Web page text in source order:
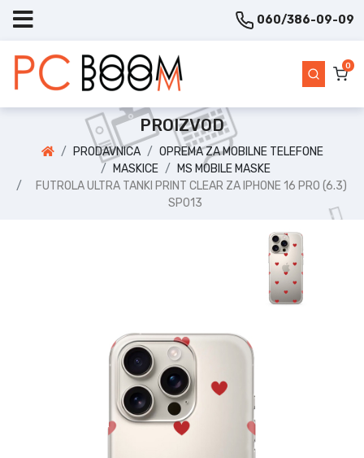
060/386-09-09
0
PROIZVOD
PRODAVNICA
OPREMA ZA MOBILNE TELEFONE
MASKICE
MS MOBILE MASKE
FUTROLA ULTRA TANKI PRINT CLEAR ZA IPHONE 16 PRO (6.3)
SP013